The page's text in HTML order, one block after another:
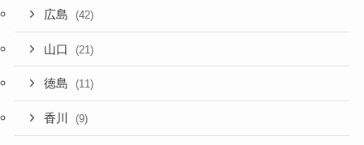
広島 (42)
山口 (21)
徳島 (11)
香川 (9)